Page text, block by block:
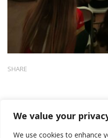
We value your
We use cookies to enhance
SHARE